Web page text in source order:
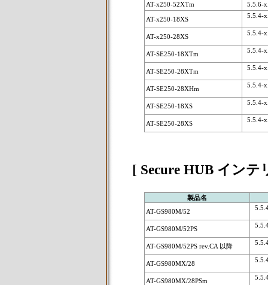
AT-x250-52XTm
5.5.6-
AT-x250-18XS 5.5.4-
AT-x250-28XS 5.5.4-
AT-SE250-18XTm 5.5.4-
AT-SE250-28XTm 5.5.4-
AT-SE250-28XHm 5.5.4-
AT-SE250-18XS 5.5.4-
AT-SE250-28XS 5.5.4-
[ Secure HUB イン
製品名
AT-GS980M/52
AT-GS980M/52PS
AT-GS980M/52PS rev.CA 以降
AT-GS980MX/28
AT-GS980MX/28PSm